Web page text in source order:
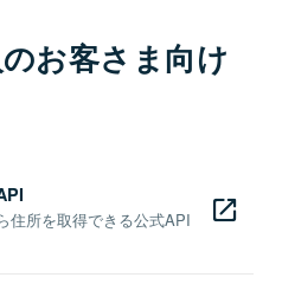
お客さま向け
住所を取得できる公式API